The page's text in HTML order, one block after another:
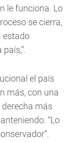
le funciona. Lo
se cierra,
estado
el país
más, con una
más
“Lo